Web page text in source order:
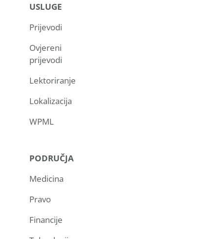
USLUGE
Prijevodi
Ovjereni
prijevodi
Lektoriranje
Lokalizacija
WPML
PODRUČJA
Medicina
Pravo
Financije